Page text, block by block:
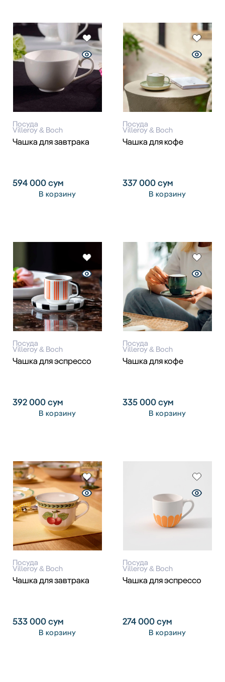
Посуда
Villeroy & Boch
Чашка для завтрака
594 000сум
В корзину
Посуда
Villeroy & Boch
Чашка для кофе
337 000сум
В корзину
Посуда
Villeroy & Boch
Чашка для эспрессо
392 000сум
В корзину
Посуда
Villeroy & Boch
Чашка для кофе
335 000сум
В корзину
Посуда
Villeroy & Boch
Чашка для завтрака
533 000сум
В корзину
Посуда
Villeroy & Boch
Чашка для эспрессо
274 000сум
В корзину